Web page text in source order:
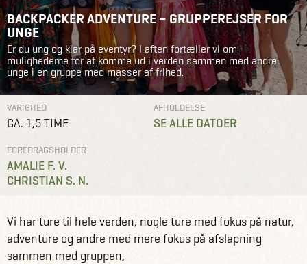
BACKPACKER ADVENTURE – GRUPPEREJSER FOR
UNGE
Er du ung og klar på eventyr? I aften fortæller vi om
mulighederne for at komme ud i verden sammen med andre
unge i en gruppe med masser af frihed.
VARIGHED
CA. 1,5 TIME
FOREDRAGSHOLDER
AMALIE F. V.
CHRISTIAN S. N.
AFHOLDELSE
SE ALLE DATOER
Vi har ture til hele verden, nogle ture med fokus på natur,
adventure og andre med mere fokus på afslapning
sammen med gruppen,